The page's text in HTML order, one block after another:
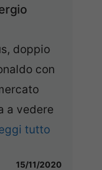
doppio
con
a vedere
tutto
15/11/2020